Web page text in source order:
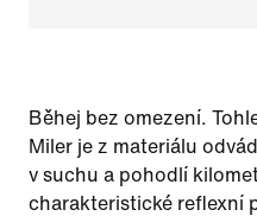
Běhej bez omezení.
Miler je z materiálu
v suchu a pohodlí
charakteristické reflexní